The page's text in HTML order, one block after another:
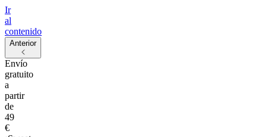
Ir
al
contenido
Anterior
Envío
gratuito
a
partir
de
49
€